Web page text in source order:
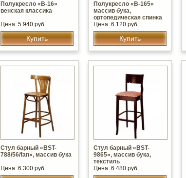
Полукресло «В-16»
венская классика
Цена: 5 940 руб.
Купить
Полукресло «В-165»
массив бука,
ортопедическая спинка
Цена: 6 120 руб.
Купить
Стул барный «BST-
788/56/fan», массив бука
Цена: 6 300 руб.
Стул барный «BST-
9865», массив бука,
текстиль
Цена: 6 480 руб.